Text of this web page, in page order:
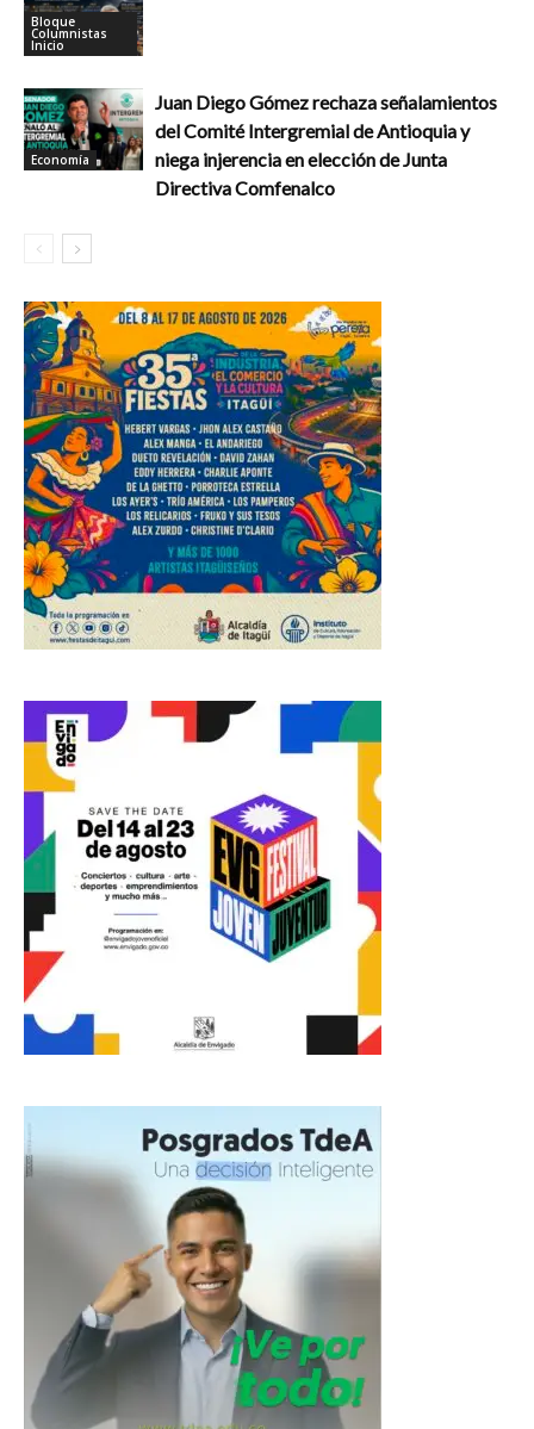
Bloque
Columnistas
Inicio
Economía
Juan Diego Gómez rechaza señalamientos
del Comité Intergremial de Antioquia y
niega injerencia en elección de Junta
Directiva Comfenalco